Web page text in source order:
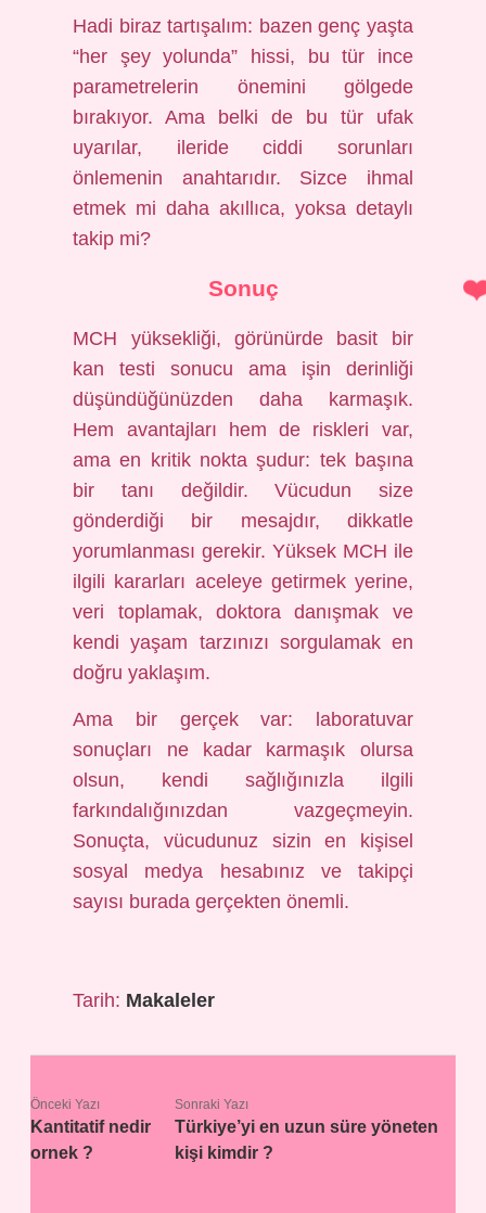
Hadi biraz tartışalım: bazen genç yaşta
“her şey yolunda” hissi, bu tür ince
parametrelerin önemini gölgede
bırakıyor. Ama belki de bu tür ufak
uyarılar, ileride ciddi sorunları
önlemenin anahtarıdır. Sizce ihmal
etmek mi daha akıllıca, yoksa detaylı
takip mi?
Sonuç
MCH yüksekliği, görünürde basit bir
kan testi sonucu ama işin derinliği
düşündüğünüzden daha karmaşık.
Hem avantajları hem de riskleri var,
ama en kritik nokta şudur: tek başına
bir tanı değildir. Vücudun size
gönderdiği bir mesajdır, dikkatle
yorumlanması gerekir. Yüksek MCH ile
ilgili kararları aceleye getirmek yerine,
veri toplamak, doktora danışmak ve
kendi yaşam tarzınızı sorgulamak en
doğru yaklaşım.
Ama bir gerçek var: laboratuvar
sonuçları ne kadar karmaşık olursa
olsun, kendi sağlığınızla ilgili
farkındalığınızdan vazgeçmeyin.
Sonuçta, vücudunuz sizin en kişisel
sosyal medya hesabınız ve takipçi
sayısı burada gerçekten önemli.
Tarih: Makaleler
Önceki Yazı
Kantitatif nedir
ornek ?
Sonraki Yazı
Türkiye’yi en uzun süre yöneten
kişi kimdir ?